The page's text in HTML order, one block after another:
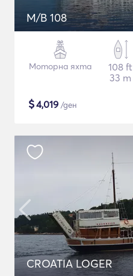
M/B 108
Моторна яхта
108 ft
33 m
$4,019 /ден
CROATIA LOGER